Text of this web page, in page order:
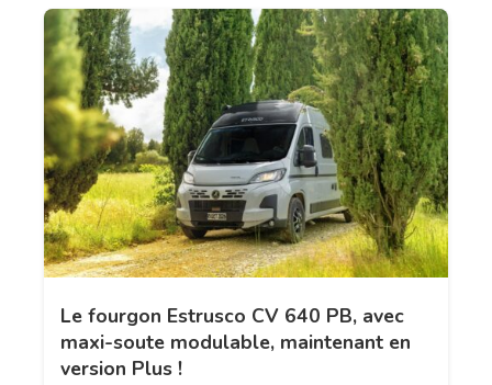
Le fourgon Estrusco CV 640 PB, avec
maxi-soute modulable, maintenant en
version Plus !